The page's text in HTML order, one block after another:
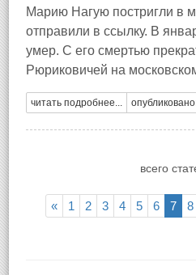
Марию Нагую постригли в
отправили в ссылку. В
умер. С его смертью
Рюриковичей на
читать подробнее...
всего
« 1 2 3 4 5 6 7 8